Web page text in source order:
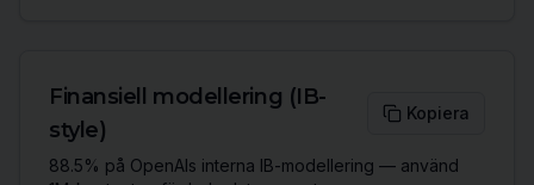
Finansiell modellering (IB-
style)
Kopiera
88.5% på OpenAIs interna IB-modellering — använd